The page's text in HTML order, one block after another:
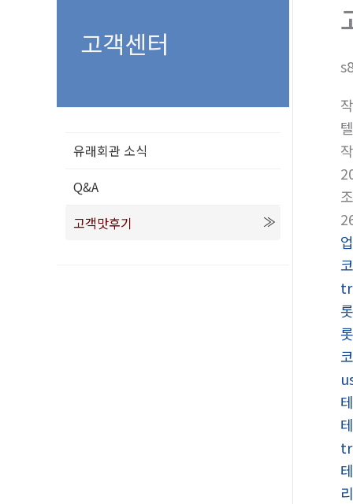
고객센터
유래회관 소식
Q&A
고객맛후기